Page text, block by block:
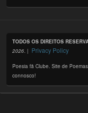
TODOS OS DIREITOS
2026. | Privacy Policy
Poesia fã Clube. Site de
connosco!